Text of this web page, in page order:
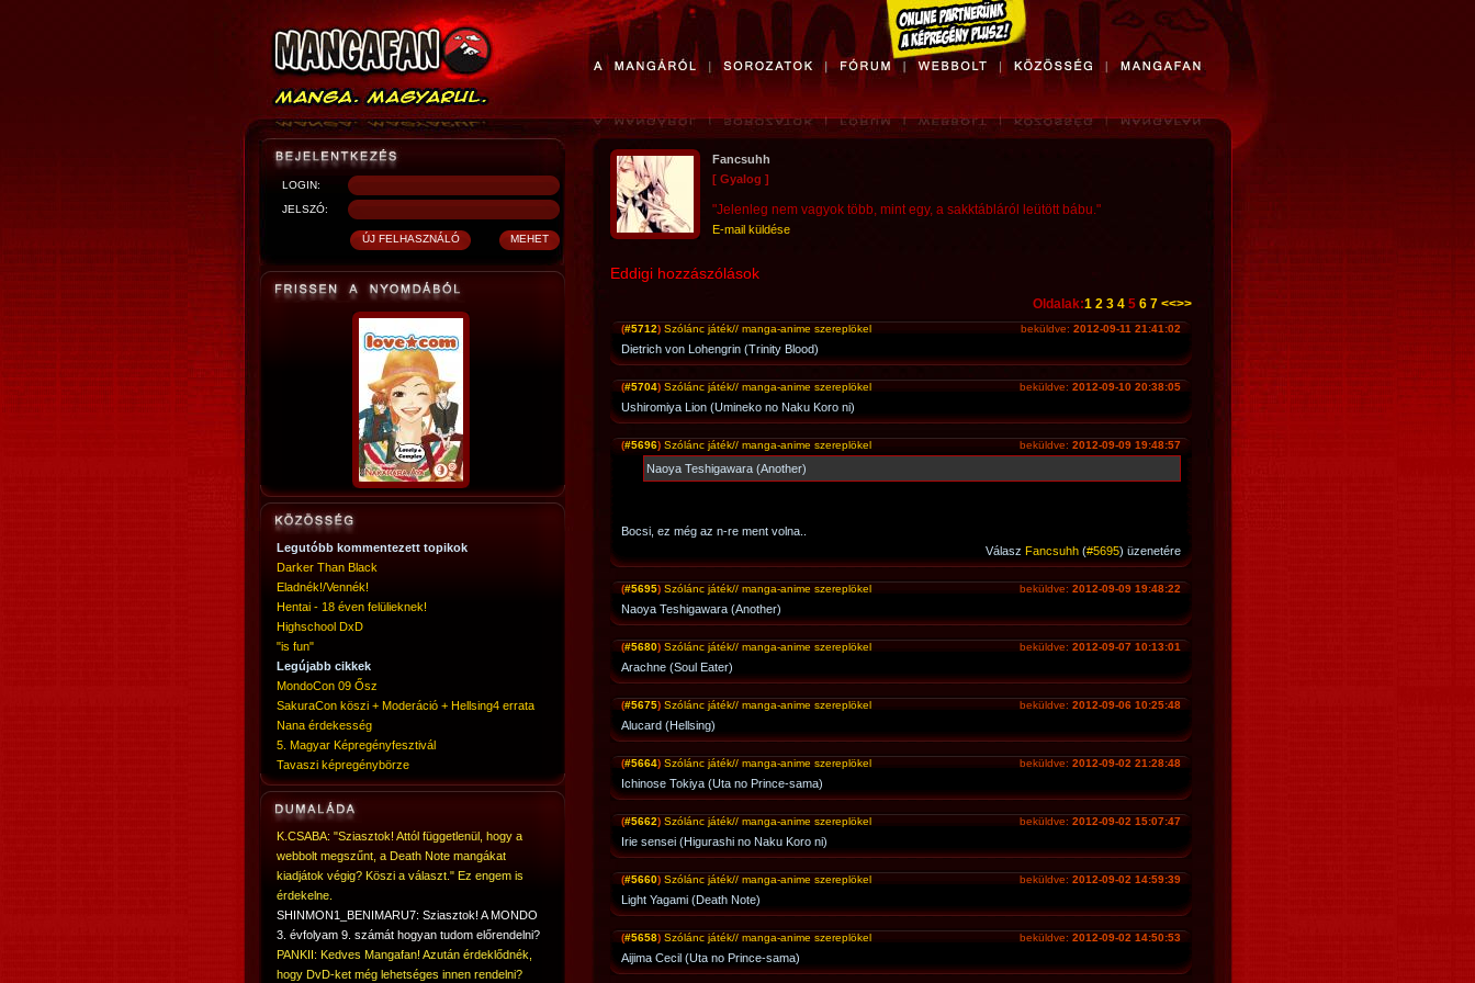
LOGIN:
JELSZÓ:
Legutóbb kommentezett topikok
Darker Than Black
Eladnék!/Vennék!
Hentai - 18 éven felülieknek!
Highschool DxD
"is fun"
Legújabb cikkek
MondoCon 09 Ősz
SakuraCon köszi + Moderáció + Hellsing4 errata
Nana érdekesség
5. Magyar Képregényfesztivál
Tavaszi képregénybörze
K.CSABA: "Sziasztok! Attól függetlenül, hogy a
webbolt megszűnt, a Death Note mangákat
kiadjátok végig? Köszi a választ." Ez engem is
érdekelne.
SHINMON1_BENIMARU7: Sziasztok! A MONDO
3. évfolyam 9. számát hogyan tudom előrendelni?
PANKII: Kedves Mangafan! Azután érdeklődnék,
hogy DvD-ket még lehetséges innen rendelni?
Fancsuhh
[ Gyalog ]
"Jelenleg nem vagyok több, mint egy, a sakktábláról leütött bábu."
E-mail küldése
Eddigi hozzászólások
Oldalak:1 2 3 4 5 6 7 <<>>
beküldve: 2012-09-11 21:41:02
(#5712) Szólánc játék// manga-anime szereplökel
Dietrich von Lohengrin (Trinity Blood)
beküldve: 2012-09-10 20:38:05
(#5704) Szólánc játék// manga-anime szereplökel
Ushiromiya Lion (Umineko no Naku Koro ni)
beküldve: 2012-09-09 19:48:57
(#5696) Szólánc játék// manga-anime szereplökel
Naoya Teshigawara (Another)
Bocsi, ez még az n-re ment volna..
Válasz Fancsuhh (#5695) üzenetére
beküldve: 2012-09-09 19:48:22
(#5695) Szólánc játék// manga-anime szereplökel
Naoya Teshigawara (Another)
beküldve: 2012-09-07 10:13:01
(#5680) Szólánc játék// manga-anime szereplökel
Arachne (Soul Eater)
beküldve: 2012-09-06 10:25:48
(#5675) Szólánc játék// manga-anime szereplökel
Alucard (Hellsing)
beküldve: 2012-09-02 21:28:48
(#5664) Szólánc játék// manga-anime szereplökel
Ichinose Tokiya (Uta no Prince-sama)
beküldve: 2012-09-02 15:07:47
(#5662) Szólánc játék// manga-anime szereplökel
Irie sensei (Higurashi no Naku Koro ni)
beküldve: 2012-09-02 14:59:39
(#5660) Szólánc játék// manga-anime szereplökel
Light Yagami (Death Note)
beküldve: 2012-09-02 14:50:53
(#5658) Szólánc játék// manga-anime szereplökel
Aijima Cecil (Uta no Prince-sama)